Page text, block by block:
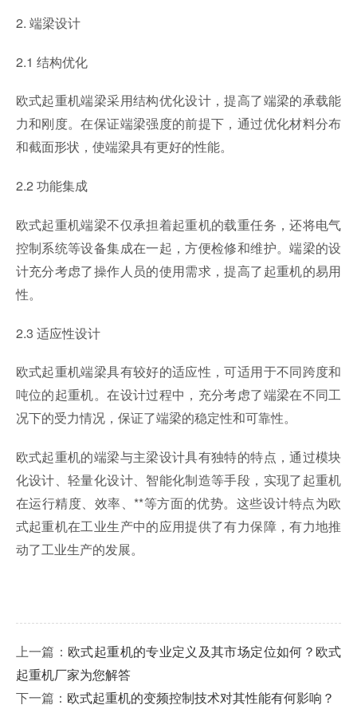
2. 端梁设计
2.1 结构优化
欧式起重机端梁采用结构优化设计，提高了端梁的承载能
力和刚度。在保证端梁强度的前提下，通过优化材料分布
和截面形状，使端梁具有更好的性能。
2.2 功能集成
欧式起重机端梁不仅承担着起重机的载重任务，还将电气
控制系统等设备集成在一起，方便检修和维护。端梁的设
计充分考虑了操作人员的使用需求，提高了起重机的易用
性。
2.3 适应性设计
欧式起重机端梁具有较好的适应性，可适用于不同跨度和
吨位的起重机。在设计过程中，充分考虑了端梁在不同工
况下的受力情况，保证了端梁的稳定性和可靠性。
欧式起重机的端梁与主梁设计具有独特的特点，通过模块
化设计、轻量化设计、智能化制造等手段，实现了起重机
在运行精度、效率、**等方面的优势。这些设计特点为欧
式起重机在工业生产中的应用提供了有力保障，有力地推
动了工业生产的发展。
上一篇： 欧式起重机的专业定义及其市场定位如何？欧式
起重机厂家为您解答
下一篇： 欧式起重机的变频控制技术对其性能有何影响？